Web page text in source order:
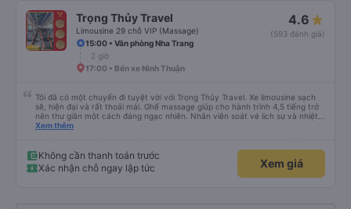
Trọng Thủy Travel
Limousine 29 chỗ VIP (Massage)
4.6
(593 đánh giá)
15:00 • Văn phòng Nha Trang
2 giờ
17:00 • Bến xe Ninh Thuận
Tôi đã có một chuyến đi tuyệt vời với Trọng Thủy Travel. Xe limousine sạch
sẽ, hiện đại và rất thoải mái. Ghế massage giúp cho hành trình 4,5 tiếng trở
nên thư giãn một cách đáng ngạc nhiên. Nhân viên soát vé lịch sự và nhiệt
tình, tài xế cẩn thận và chuyên nghiệp, mọi thứ đều được tổ chức tốt. Các
đến khi đến nơi - đều suôn sẻ và không gặp rắc rối. Tôi rất hài lòng với công
ty này và chắc chắn sẽ chọn Trọng Thủy Travel một lần nữa. Rất đáng giới
thiệu!
Xem thêm
Không cần thanh toán trước
Xác nhận chỗ ngay lập tức
Xem giá